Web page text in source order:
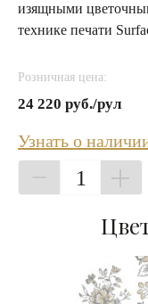
изящными
технике печати
Розничная цена:
24 220 руб./рул
Узнать о
1